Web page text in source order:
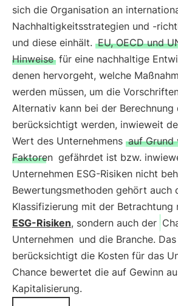
sich die Organisation an
Nachhaltigkeitsstrategien und -
und diese einhält. EU, OECD und
Hinweise für eine nachhaltige
denen hervorgeht, welche
werden müssen, um die
Alternativ kann bei der Berechnung
berücksichtigt werden, inwieweit
Wert des Unternehmens auf Grund
Faktoren gefährdet ist bzw.
Unternehmen ESG-Risiken nicht
Bewertungsmethoden gehört auch
Klassifizierung mit der Betrachtung
ESG-Risiken, sondern auch der
Unternehmen und die Branche.
berücksichtigt die Kosten für das
Chance bewertet die auf Gewinn
Kapitalisierung.